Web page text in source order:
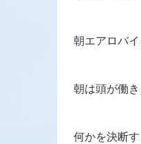
朝エアロバイ
朝は頭が働き
何かを決断